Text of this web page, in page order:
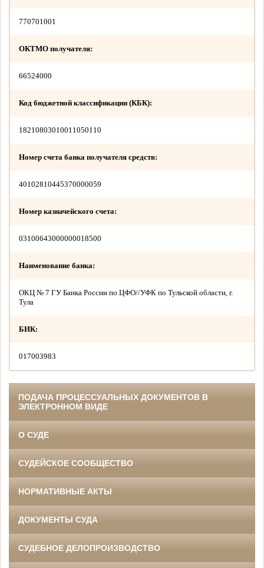
770701001
ОКТМО получателя:
66524000
Код бюджетной классификации (КБК):
18210803010011050110
Номер счета банка получателя средств:
40102810445370000059
Номер казначейского счета:
03100643000000018500
Наименование банка:
ОКЦ № 7 ГУ Банка России по ЦФО//УФК по Тульской области, г.
Тула
БИК:
017003983
ПОДАЧА ПРОЦЕССУАЛЬНЫХ ДОКУМЕНТОВ В
ЭЛЕКТРОННОМ ВИДЕ
О СУДЕ
СУДЕЙСКОЕ СООБЩЕСТВО
НОРМАТИВНЫЕ АКТЫ
ДОКУМЕНТЫ СУДА
СУДЕБНОЕ ДЕЛОПРОИЗВОДСТВО